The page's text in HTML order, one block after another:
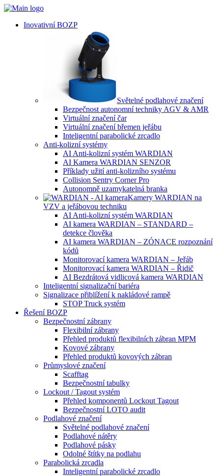
Inovativní BOZP
Světelné podlahové značení
Bezpečnost autonomní techniky AGV & AMR
Virtuální značení čar
Virtuální značení břemen jeřábu
Inteligentní parabolické zrcadlo
Anti-kolizní systémy
AI Anti-kolizní systém WARDIAN
AI Kamera WARDIAN SENZOR
Příklady užití anti-kolizního systému
Collision Sentry Corner Pro
Autonomně uzamykatelná branka
Kamery WARDIAN na
VZV a jeřábovou techniku
AI Anti-kolizní systém WARDIAN
AI kamera WARDIAN – STANDARD –
detekce člověka
AI kamera WARDIAN – ZÓNACE rozpoznání
kódů
Monitorovací kamera WARDIAN – Jeřáb
Monitorovací kamera WARDIAN – Řidič
AI Bezdrátová vidlicová kamera WARDIAN
Inteligentní signalizační bariéra
Signalizace přiblížení k nakládové rampě
STOP Truck systém
Řešení BOZP
Bezpečnostní zábrany
Flexibilní zábrany
Přehled produktů flexibilních zábran MPM
Kovové zábrany
Přehled produktů kovových zábran
Průmyslové značení
Scafftag
Bezpečnostní tabulky
Lockout / Tagout systém
Přehled komponentů Lockout Tagout
Bezpečnostní LOTO audit
Podlahové značení
Světelné podlahové značení
Podlahové nátěry
Podlahové pásky
Odolné štítky na podlahu
Parabolická zrcadla
Inteligentní parabolické zrcadlo